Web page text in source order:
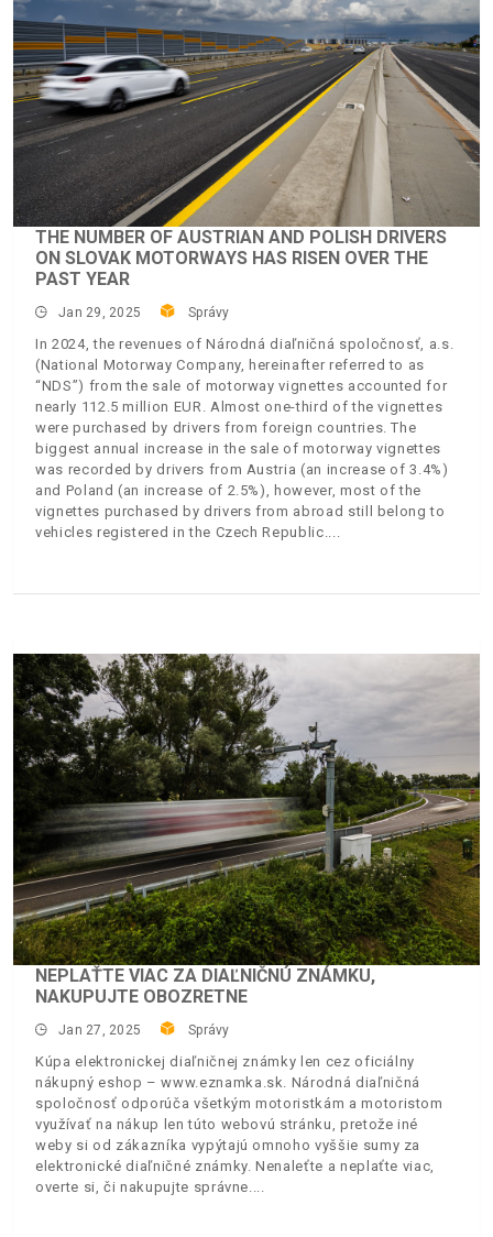
THE NUMBER OF AUSTRIAN AND POLISH DRIVERS
ON SLOVAK MOTORWAYS HAS RISEN OVER THE
PAST YEAR
Jan 29, 2025 Správy
In 2024, the revenues of Národná diaľničná spoločnosť, a.s.
(National Motorway Company, hereinafter referred to as
“NDS”) from the sale of motorway vignettes accounted for
nearly 112.5 million EUR. Almost one-third of the vignettes
were purchased by drivers from foreign countries. The
biggest annual increase in the sale of motorway vignettes
was recorded by drivers from Austria (an increase of 3.4%)
and Poland (an increase of 2.5%), however, most of the
vignettes purchased by drivers from abroad still belong to
vehicles registered in the Czech Republic.
NEPLAŤTE VIAC ZA DIAĽNIČNÚ ZNÁMKU,
NAKUPUJTE OBOZRETNE
Jan 27, 2025 Správy
Kúpa elektronickej diaľničnej známky len cez oficiálny
nákupný eshop – www.eznamka.sk. Národná diaľničná
spoločnosť odporúča všetkým motoristkám a motoristom
využívať na nákup len túto webovú stránku, pretože iné
weby si od zákazníka vypýtajú omnoho vyššie sumy za
elektronické diaľničné známky. Nenaleťte a neplaťte viac,
overte si, či nakupujte správne.